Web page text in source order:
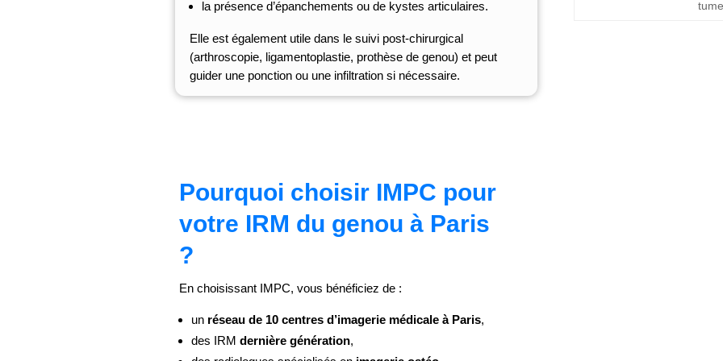
la présence d’épanchements ou de kystes articulaires.
Elle est également utile dans le suivi post-chirurgical
(arthroscopie, ligamentoplastie, prothèse de genou) et peut
guider une ponction ou une infiltrationsi nécessaire.
Pourquoi choisir IMPC pour
votre IRM du genou à Paris
?
En choisissant IMPC, vous bénéficiez de :
un réseau de 10 centres d’imagerie médicale à Paris,
des IRM dernière génération,